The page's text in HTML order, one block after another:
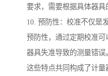
要求，需要根据具体器具
10. 预防性：校准不仅是
预防性，通过定期校准
器具失准导致的测量错误。
这些特点共同构成了计